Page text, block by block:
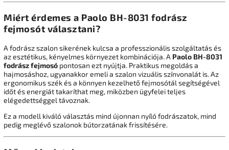
Miért érdemes a Paolo BH-8031 fodrász
fejmosót választani?
A fodrász szalon sikerének kulcsa a professzionális szolgáltatás és
az esztétikus, kényelmes környezet kombinációja. A Paolo BH-8031
fodrász fejmosó pontosan ezt nyújtja. Praktikus megoldás a
hajmosáshoz, ugyanakkor emeli a szalon vizuális színvonalát is. Az
ergonomikus szék és a könnyen kezelhető fejmosótál segítségével
időt és energiát takaríthat meg, miközben ügyfelei teljes
elégedettséggel távoznak.
Ez a modell kiváló választás mind újonnan nyíló fodrászatok, mind
pedig meglévő szalonok bútorzatának frissítésére.